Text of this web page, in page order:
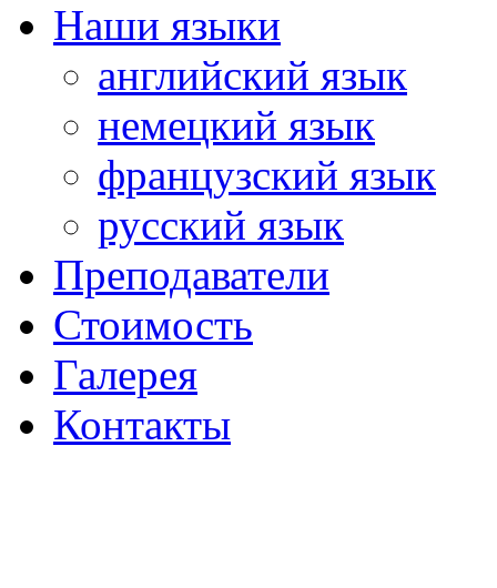
Наши языки
английский язык
немецкий язык
французский язык
русский язык
Преподаватели
Стоимость
Галерея
Контакты